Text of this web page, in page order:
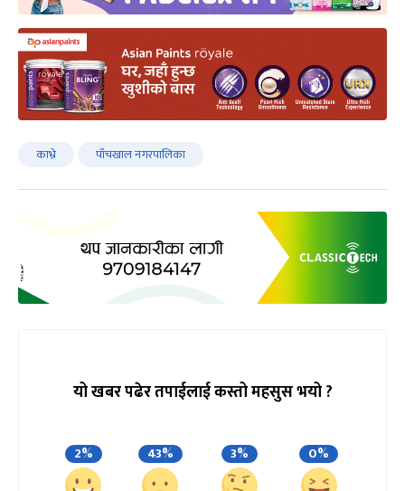
काभ्रे पाँचखाल नगरपालिका
यो खबर पढेर तपाईलाई कस्तो महसुस भयो ?
2% 43% 3% 0%